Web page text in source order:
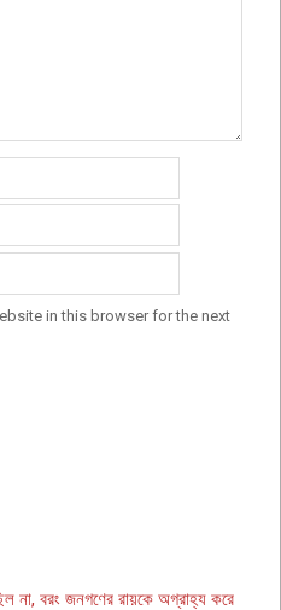
in this browser for the next
না, বরং জনগণের রায়কে অগ্রাহ্য করে